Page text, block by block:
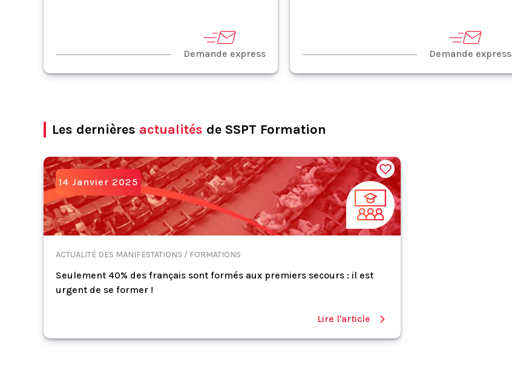
Demande express Demande express
Les dernières actualités de SSPT Formation
14 Janvier 2025
ACTUALITÉ DES MANIFESTATIONS / FORMATIONS
Seulement 40% des français sont formés aux premiers secours : il est
urgent de se former !
Lire l'article